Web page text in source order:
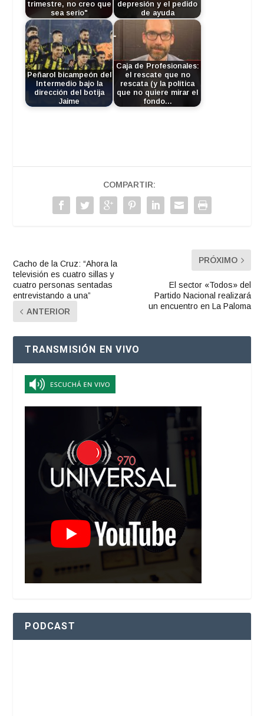
trimestre, no creo que
sea serio"
depresión y el pedido
de ayuda
Peñarol bicampeón del
Intermedio bajo la
dirección del botija
Jaime
Caja de Profesionales:
el rescate que no
rescata (y la política
que no quiere mirar el
fondo…
COMPARTIR:
Cacho de la Cruz: “Ahora la
televisión es cuatro sillas y
cuatro personas sentadas
entrevistando a una”
ANTERIOR
PRÓXIMO
El sector «Todos» del
Partido Nacional realizará
un encuentro en La Paloma
TRANSMISIÓN EN VIVO
PODCAST